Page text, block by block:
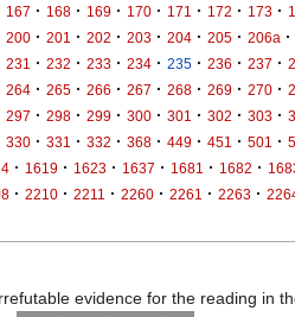
167 · 168 · 169 · 170 · 171 · 172 · 173 ·
200 · 201 · 202 · 203 · 204 · 205 · 206a ·
231 · 232 · 233 · 234 · 235 · 236 · 237 ·
264 · 265 · 266 · 267 · 268 · 269 · 270 ·
297 · 298 · 299 · 300 · 301 · 302 · 303 ·
330 · 331 · 332 · 368 · 449 · 451 · 501 ·
· 1619 · 1623 · 1637 · 1681 · 1682 ·
· 2210 · 2211 · 2260 · 2261 · 2263 ·
evidence for the reading in